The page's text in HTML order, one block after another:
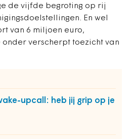
de vijfde begroting op rij
En wel
van 6 miljoen euro,
verscherpt toezicht van
upcall: heb jij grip op je